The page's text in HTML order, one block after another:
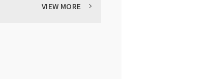
VIEW MORE